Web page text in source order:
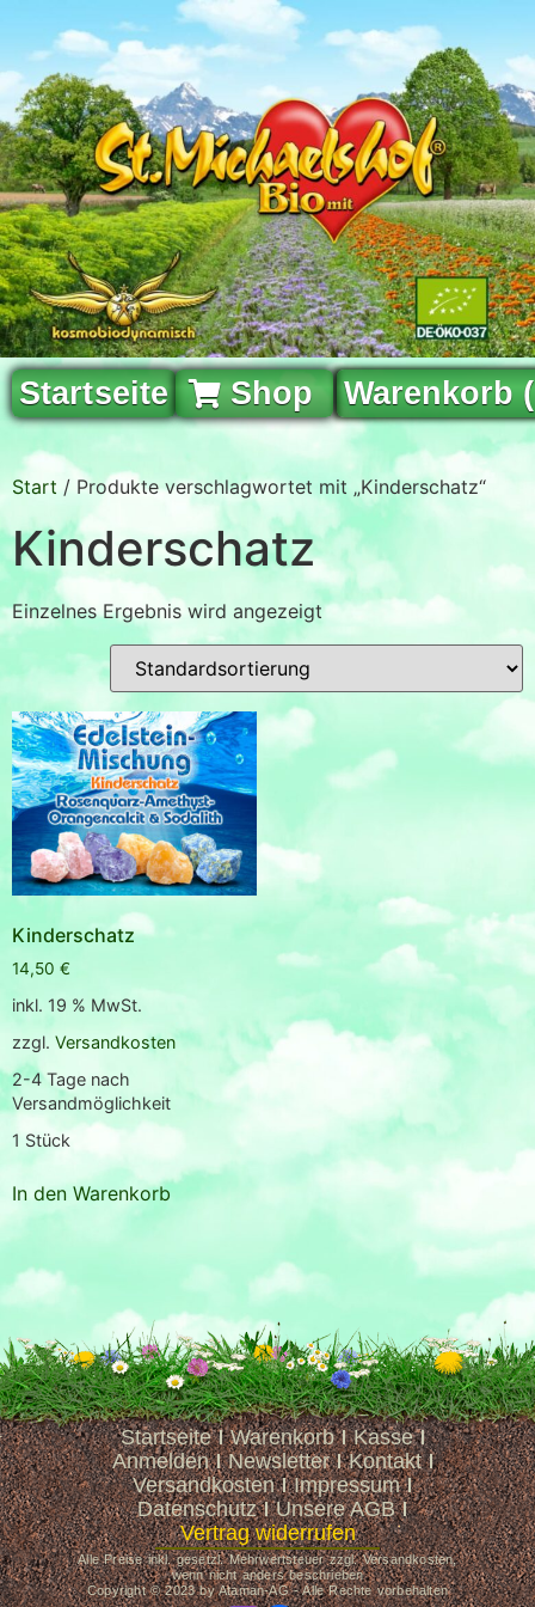
Startseite Shop Warenkorb
Start / Produkte verschlagwortet mit „Kinderschatz“
Kinderschatz
Einzelnes Ergebnis wird angezeigt
Kinderschatz
14,50 €
inkl. 19 % MwSt.
zzgl. Versandkosten
2-4 Tage nach
Versandmöglichkeit
1 Stück
In den Warenkorb
Startseite Warenkorb
Kasse
Anmelden
Newsletter
Kontakt
Versandkosten
Impressum
Datenschutz
Unsere AGB
Vertrag widerrufen
Alle Preise inkl. gesetzl. Mehrwertsteuer zzgl. Versandkosten,
wenn nicht anders beschrieben
Copyright © 2023 by Ataman-AG - Alle Rechte vorbehalten